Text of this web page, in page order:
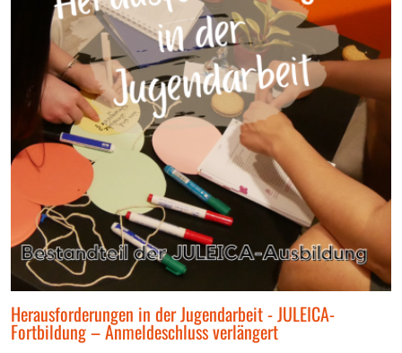
Herausforderungen in der Jugendarbeit - JULEICA-
Fortbildung – Anmeldeschluss verlängert